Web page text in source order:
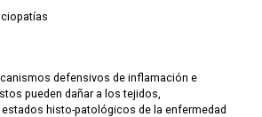
defensivos de inflamación e
pueden dañar a los tejidos,
histo-patológicos de la enfermedad